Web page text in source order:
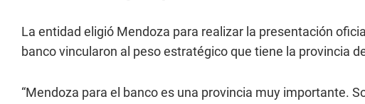
La entidad eligió Mendoza para realizar la presentación
banco vincularon al peso estratégico que tiene la provincia
“Mendoza para el banco es una provincia muy importante.